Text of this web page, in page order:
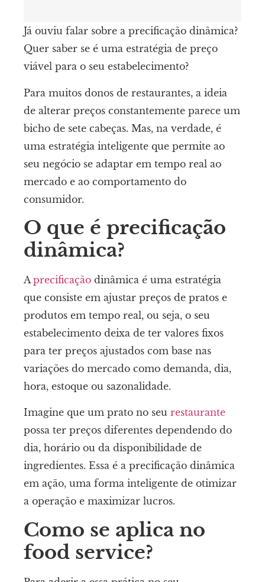
Já ouviu falar sobre a precificação dinâmica?
Quer saber se é uma estratégia de preço
viável para o seu estabelecimento?
Para muitos donos de restaurantes, a ideia
de alterar preços constantemente parece um
bicho de sete cabeças. Mas, na verdade, é
uma estratégia inteligente que permite ao
seu negócio se adaptar em tempo real ao
mercado e ao comportamento do
consumidor.
O que é precificação
dinâmica?
A precificação dinâmica é uma estratégia
que consiste em ajustar preços de pratos e
produtos em tempo real, ou seja, o seu
estabelecimento deixa de ter valores fixos
para ter preços ajustados com base nas
variações do mercado como demanda, dia,
hora, estoque ou sazonalidade.
Imagine que um prato no seu restaurante
possa ter preços diferentes dependendo do
dia, horário ou da disponibilidade de
ingredientes. Essa é a precificação dinâmica
em ação, uma forma inteligente de otimizar
a operação e maximizar lucros.
Como se aplica no
food service?